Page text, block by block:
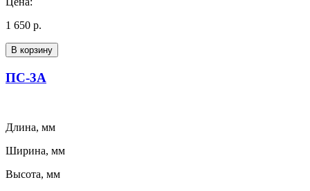
1 650 р.
В корзину
ПС-3А
Длина, мм
Ширина, мм
Высота, мм